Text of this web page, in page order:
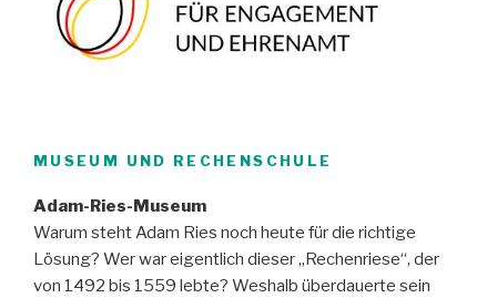
MUSEUM UND RECHENSCHULE
Adam-Ries-Museum
Warum steht Adam Ries noch heute für die richtige
Lösung? Wer war eigentlich dieser „Rechenriese“, der
von 1492 bis 1559 lebte? Weshalb überdauerte sein